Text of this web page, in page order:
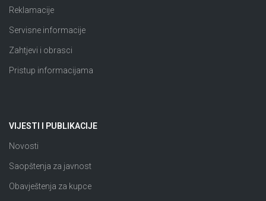
Reklamacije
Servisne informacije
Zahtjevi i obrasci
Pristup informacijama
VIJESTI I PUBLIKACIJE
Novosti
Saopštenja za javnost
Obavještenja za kupce